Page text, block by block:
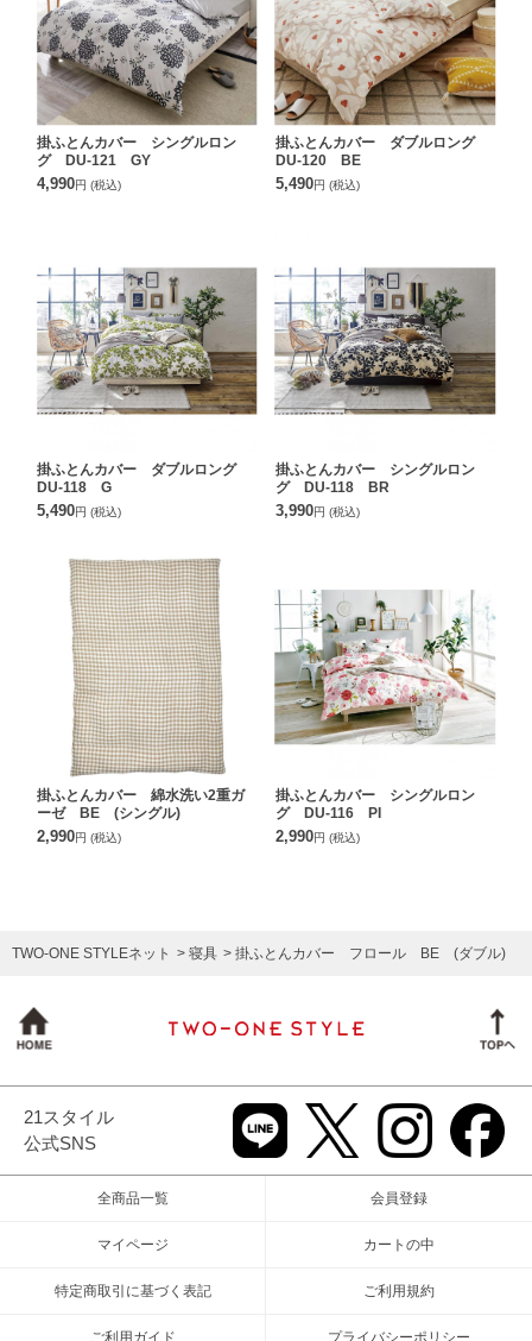
掛ふとんカバー シングルロン
グ DU-121 GY
4,990円 (税込)
掛ふとんカバー ダブルロング
DU-120 BE
5,490円 (税込)
掛ふとんカバー ダブルロング
DU-118 G
5,490円 (税込)
掛ふとんカバー シングルロン
グ DU-118 BR
3,990円 (税込)
掛ふとんカバー 綿水洗い2重ガ
ーゼ BE (シングル)
2,990円 (税込)
掛ふとんカバー シングルロン
グ DU-116 PI
2,990円 (税込)
TWO-ONE STYLEネット 寝具 掛ふとんカバー フロール BE (ダブル)
21スタイル
公式SNS
全商品一覧 会員登録
マイページ カートの中
特定商取引に基づく表記 ご利用規約
ご利用ガイド プライバシーポリシー